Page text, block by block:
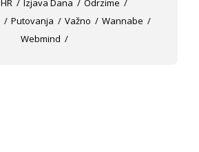
Putovanja Važno
Wannabe
Webmind